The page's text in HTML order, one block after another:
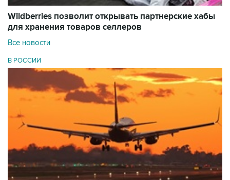
Wildberries позволит открывать партнерские хабы
для хранения товаров селлеров
Все новости
В РОССИИ